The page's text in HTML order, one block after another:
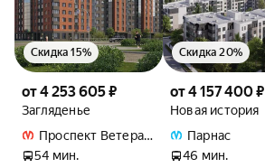
от 4 253 605 ₽
Загляденье
Проспект Ветеранов
54 мин.
Скидка 15%
от 4 157 400 ₽
Новая история
Парнас
46 мин.
Скидка 20%